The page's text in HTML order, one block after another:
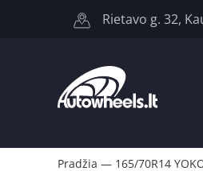
Rietavo g. 32,
Pradžia — 165/70R14